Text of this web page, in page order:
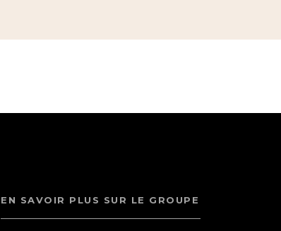
EN SAVOIR PLUS SUR LE GROUPE